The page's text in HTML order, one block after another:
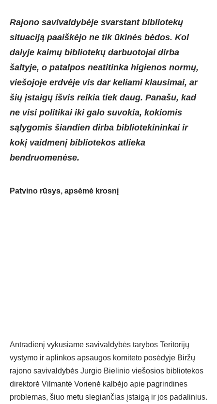
Rajono savivaldybėje svarstant bibliotekų
situaciją paaiškėjo ne tik ūkinės bėdos. Kol
dalyje kaimų bibliotekų darbuotojai dirba
šaltyje, o patalpos neatitinka higienos normų,
viešojoje erdvėje vis dar keliami klausimai, ar
šių įstaigų išvis reikia tiek daug. Panašu, kad
ne visi politikai iki galo suvokia, kokiomis
sąlygomis šiandien dirba bibliotekininkai ir
kokį vaidmenį bibliotekos atlieka
bendruomenėse.
Patvino rūsys, apsėmė krosnį
Antradienį vykusiame savivaldybės tarybos Teritorijų
vystymo ir aplinkos apsaugos komiteto posėdyje Biržų
rajono savivaldybės Jurgio Bielinio viešosios bibliotekos
direktorė Vilmantė Vorienė kalbėjo apie pagrindines
problemas, šiuo metu slegiančias įstaigą ir jos padalinius.